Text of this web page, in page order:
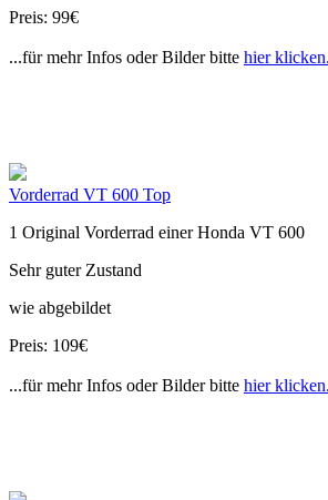
Preis: 99€
...für mehr Infos oder Bilder bitte hier klicken.
Vorderrad VT 600 Top
1 Original Vorderrad einer Honda VT 600
Sehr guter Zustand
wie abgebildet
Preis: 109€
...für mehr Infos oder Bilder bitte hier klicken.